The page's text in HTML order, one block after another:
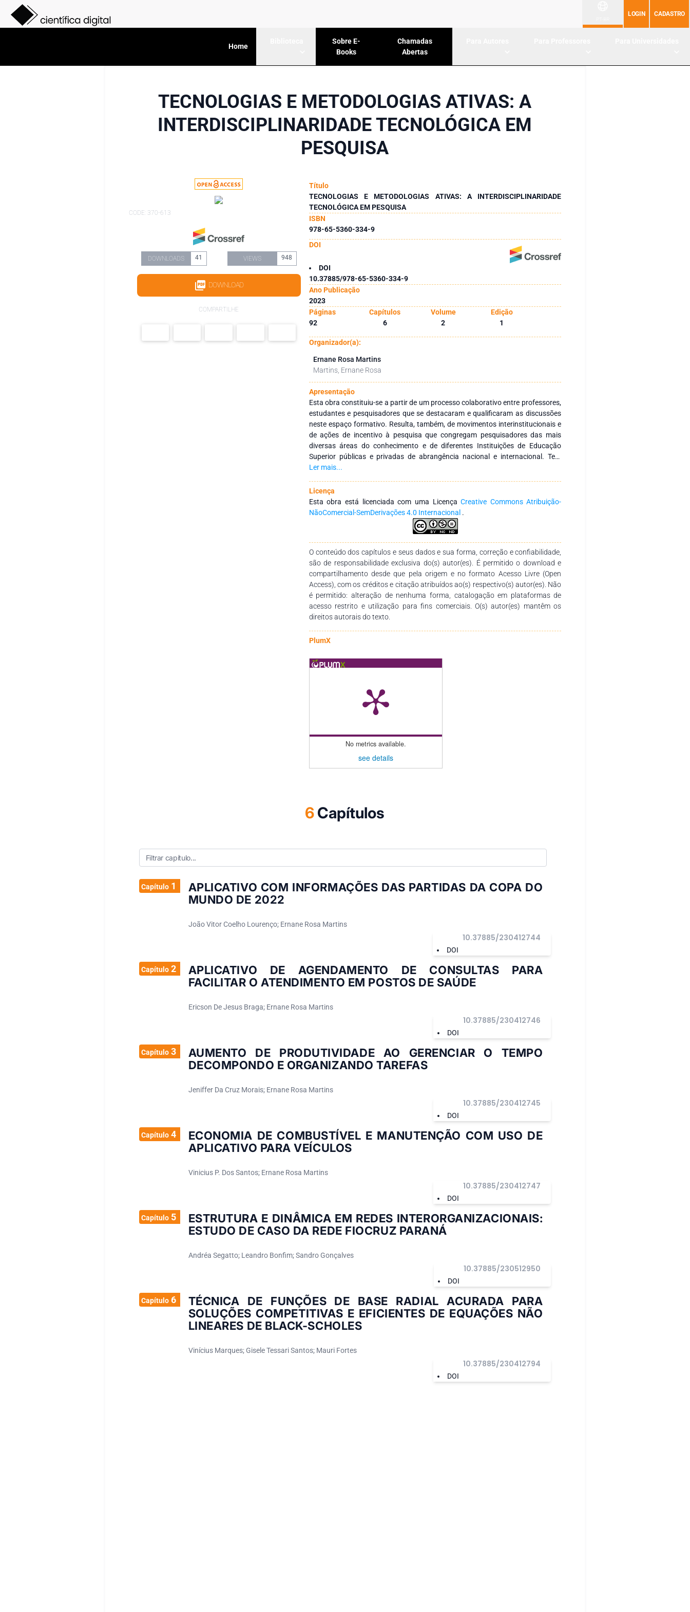
LOGIN CADASTRO
Home
Sobre E-
Books
Chamadas
Abertas
TECNOLOGIAS E METODOLOGIAS ATIVAS: A
INTERDISCIPLINARIDADE TECNOLÓGICA EM
PESQUISA
CODE: 370-613
DOWNLOADS 41 VIEWS 948
DOWNLOAD
COMPARTILHE
Título
TECNOLOGIAS E METODOLOGIAS ATIVAS: A INTERDISCIPLINARIDADE
TECNOLÓGICA EM PESQUISA
ISBN
978-65-5360-334-9
DOI
DOI
10.37885/978-65-5360-334-9
Ano Publicação
2023
Páginas
Capítulos Volume
Edição
92
6 2 1
Organizador(a):
Ernane Rosa Martins
Martins, Ernane Rosa
Apresentação
Esta obra constituiu-se a partir de um processo colaborativo entre professores,
estudantes e pesquisadores que se destacaram e qualificaram as discussões
neste espaço formativo. Resulta, também, de movimentos interinstitucionais e
de ações de incentivo à pesquisa que congregam pesquisadores das mais
diversas áreas do conhecimento e de diferentes Instituições de Educação
Superior públicas e privadas de abrangência nacional e internacional. Tem
como objetivo integrar ações interinstitucionais nacionais e internacionais com
dos profissionais da educação, por meio da produção e socialização de
conhecimentos das diversas áreas do Saberes. Agradecemos aos autores pelo
empenho, disponibilidade e dedicação para o desenvolvimento e conclusão
dessa obra. Esperamos também que esta obra sirva de instrumento didático-
pedagógico para estudantes, professores dos diversos níveis de ensino em
seus trabalhos e demais interessados pela temática.
Ler mais...
Licença
Esta obra está licenciada com uma LicençaCreative Commons Atribuição-
NãoComercial-SemDerivações 4.0 Internacional .
O conteúdo dos capítulos e seus dados e sua forma, correção e confiabilidade,
são de responsabilidade exclusiva do(s) autor(es). É permitido o download e
compartilhamento desde que pela origem e no formato Acesso Livre (Open
Access), com os créditos e citação atribuídos ao(s) respectivo(s) autor(es). Não
é permitido: alteração de nenhuma forma, catalogação em plataformas de
acesso restrito e utilização para fins comerciais. O(s) autor(es) mantêm os
direitos autorais do texto.
PlumX
No metrics available.
see details
6Capítulos
Capítulo1
APLICATIVO COM INFORMAÇÕES DAS PARTIDAS DA COPA DO
MUNDO DE 2022
João Vitor Coelho Lourenço; Ernane Rosa Martins
DOI
10.37885/230412744
Capítulo2
APLICATIVO DE AGENDAMENTO DE CONSULTAS PARA
FACILITAR O ATENDIMENTO EM POSTOS DE SAÚDE
Ericson De Jesus Braga; Ernane Rosa Martins
DOI
10.37885/230412746
Capítulo3
AUMENTO DE PRODUTIVIDADE AO GERENCIAR O TEMPO
DECOMPONDO E ORGANIZANDO TAREFAS
Jeniffer Da Cruz Morais; Ernane Rosa Martins
DOI
10.37885/230412745
Capítulo4
ECONOMIA DE COMBUSTÍVEL E MANUTENÇÃO COM USO DE
APLICATIVO PARA VEÍCULOS
Vinicius P. Dos Santos; Ernane Rosa Martins
DOI
10.37885/230412747
Capítulo5
ESTRUTURA E DINÂMICA EM REDES INTERORGANIZACIONAIS:
ESTUDO DE CASO DA REDE FIOCRUZ PARANÁ
Andréa Segatto; Leandro Bonfim; Sandro Gonçalves
DOI
10.37885/230512950
Capítulo6
TÉCNICA DE FUNÇÕES DE BASE RADIAL ACURADA PARA
SOLUÇÕES COMPETITIVAS E EFICIENTES DE EQUAÇÕES NÃO
LINEARES DE BLACK-SCHOLES
Vinícius Marques; Gisele Tessari Santos; Mauri Fortes
DOI
10.37885/230412794